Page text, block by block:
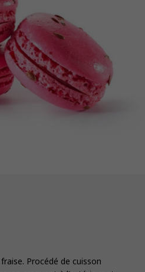
Procédé de cuisson